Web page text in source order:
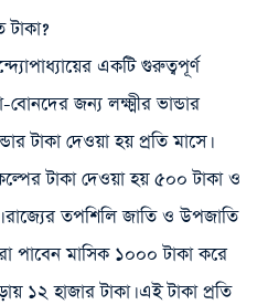
টাকা?
একটি গুরুত্বপূর্ণ
বোনদের জন্য লক্ষ্মীর ভান্ডার
টাকা দেওয়া হয় প্রতি মাসে।
টাকা দেওয়া হয় ৫০০ টাকা ও
রাজ্যের তপশিলি জাতি ও উপজাতি
পাবেন মাসিক ১০০০ টাকা করে
১২ হাজার টাকা। এই টাকা প্রতি